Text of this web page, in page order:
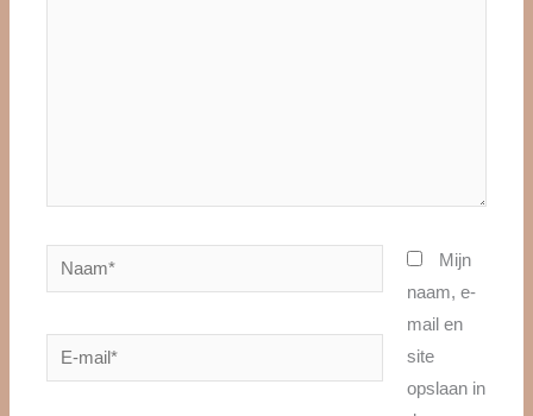
Naam*
E-
mail*
Mijn
naam, e-
mail en
site
opslaan in